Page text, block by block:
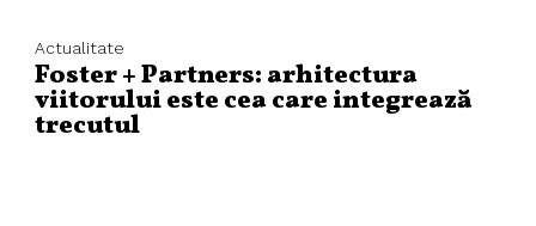
Actualitate
Foster + Partners: arhitectura
viitorului este cea care integrează
trecutul